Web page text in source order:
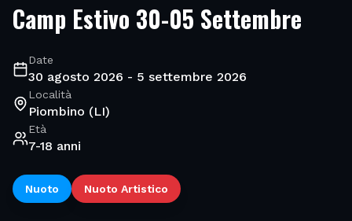
Camp Estivo 30-05 Settembre
Date
30 agosto 2026 - 5 settembre 2026
Località
Piombino (LI)
Età
7-18 anni
Nuoto Nuoto Artistico